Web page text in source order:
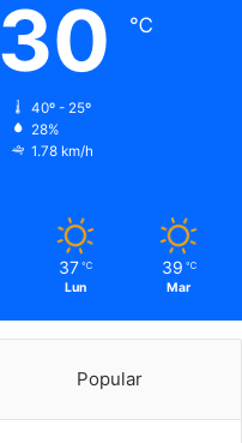
30 ℃
40º - 25º
28%
1.78 km/h
37 ℃
Lun
39 ℃
Mar
Popular